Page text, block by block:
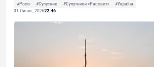
#Росія
#Супутник #Супутники «Рассвет»
#Україна
31 Липня, 202622:46